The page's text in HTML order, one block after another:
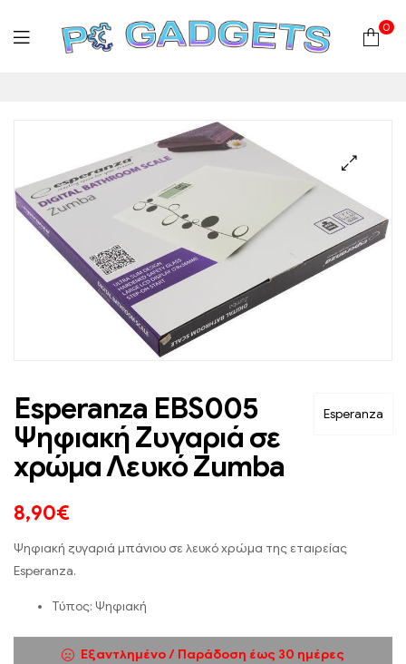
Plus
|
Hardware
Αναλώσιμα
0
Esperanza
Esperanza EBS005
Ψηφιακή Ζυγαριά σε
χρώμα Λευκό Zumba
8,90€
Ψηφιακή ζυγαριά μπάνιου σε λευκό χρώμα της εταιρείας
Esperanza.
Τύπος: Ψηφιακή
Εξαντλημένο / Παράδοση έως 30 ημέρες